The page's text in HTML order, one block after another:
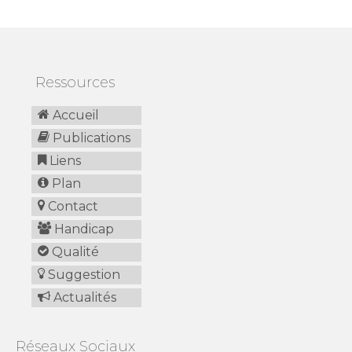
Ressources
Accueil
Publications
Liens
Plan
Contact
Handicap
Qualité
Suggestion
Actualités
Réseaux Sociaux